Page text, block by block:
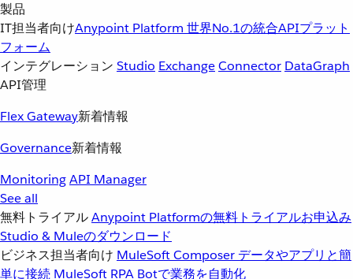
製品
IT担当者向けAnypoint Platform 世界No.1の統合APIプラット
フォーム
インテグレーション Studio ExchangeConnector DataGraph
API管理
Flex Gateway新着情報
Governance新着情報
MonitoringAPI Manager
See all
無料トライアルAnypoint Platformの無料トライアルお申込み
Studio & Muleのダウンロード
ビジネス担当者向け MuleSoft Composer データやアプリと簡
単に接続 MuleSoft RPA Botで業務を自動化